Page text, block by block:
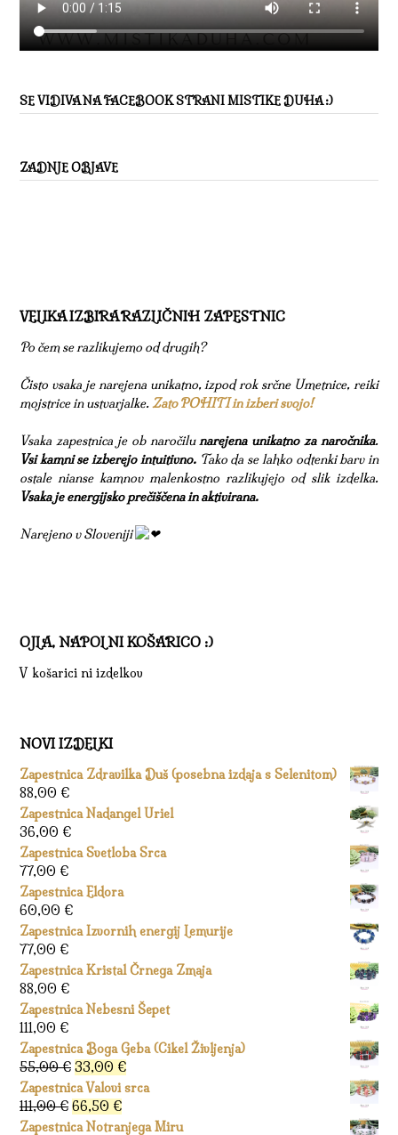
SE VIDIVA NA FACEBOOK STRANI MISTIKE DUHA :)
ZADNJE OBJAVE
VELIKA IZBIRA RAZLIČNIH ZAPESTNIC
Po čem se razlikujemo od drugih?
Čisto vsaka je narejena unikatno, izpod rok srčne Umetnice, reiki
mojstrice in ustvarjalke.Zato POHITI in izberi svojo!
Vsaka zapestnica je ob naročilunarejena unikatno za naročnika.
Vsi kamni se izberejo intuitivno.Tako da se lahko odtenki barv in
ostale nianse kamnov malenkostno razlikujejo od slik izdelka.
Vsaka je energijsko prečiščena in aktivirana.
Narejeno v Sloveniji
OJLA, NAPOLNI KOŠARICO :)
V košarici ni izdelkov
NOVI IZDELKI
Zapestnica Zdravilka Duš (posebna izdaja s Selenitom)
88,00 €
Zapestnica Nadangel Uriel
36,00 €
Zapestnica Svetloba Srca
77,00 €
Zapestnica Eldora
60,00 €
Zapestnica Izvornih energij Lemurije
77,00 €
Zapestnica Kristal Črnega Zmaja
88,00 €
Zapestnica Nebesni Šepet
111,00 €
Zapestnica Boga Geba (Cikel Življenja)
55,00€ Izvirna
cena
je
bila:
33,00 €Trenutna
cena
33,00 €.
Zapestnica Valovi srca
111,00€ Izvirna
cena
66,50 €Trenutna
cena
Zapestnica Notranjega Miru